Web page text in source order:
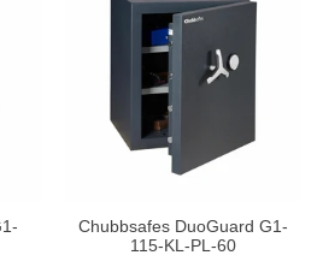
Chubbsafes DuoGuard G1-
115-KL-PL-60